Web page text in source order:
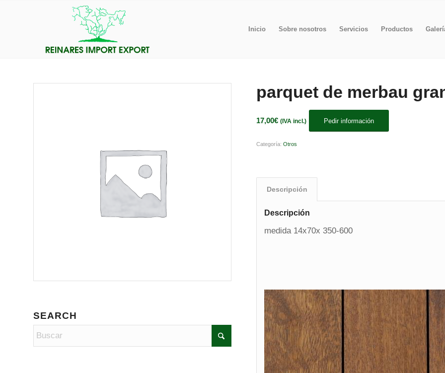
Inicio Sobre nosotros Servicios Productos
SEARCH
parquet de merbau
17,00€ (IVA incl.) Pedir información
Categoría:Otros
Descripción
Descripción
medida 14x70x 350-600